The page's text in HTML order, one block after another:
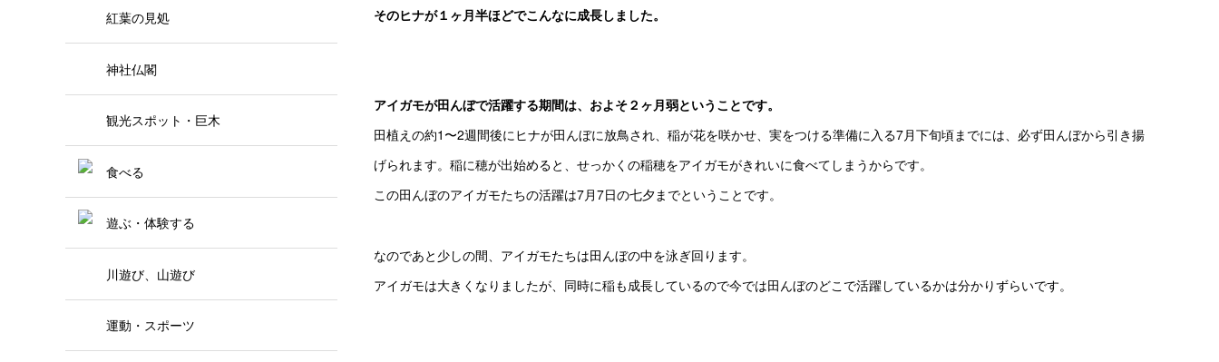
そのヒナが１ヶ月半ほどでこんなに成長しました。
アイガモが田んぼで活躍する期間は、およそ２ヶ月弱ということです。
田植えの約1〜2週間後にヒナが田んぼに放鳥され、稲が花を咲かせ、実をつける準備に入る7月下旬頃までには、必ず田んぼから引き揚
げられます。稲に穂が出始めると、せっかくの稲穂をアイガモがきれいに食べてしまうからです。
この田んぼのアイガモたちの活躍は7月7日の七夕までということです。
なのであと少しの間、アイガモたちは田んぼの中を泳ぎ回ります。
アイガモは大きくなりましたが、同時に稲も成長しているので今では田んぼのどこで活躍しているかは分かりずらいです。
紅葉の見処
神社仏閣
観光スポット・巨木
食べる
遊ぶ・体験する
川遊び、山遊び
運動・スポーツ